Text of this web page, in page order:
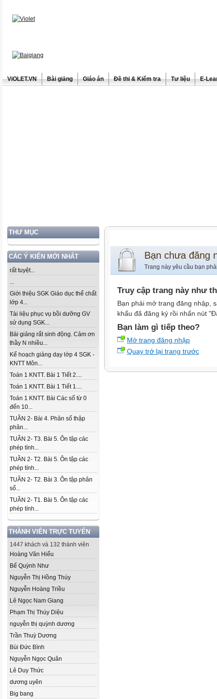
ViOLET.VN Bài giảng Giáo án Đề thi & Kiểm tra Tư liệu E-
THƯ MỤC
CÁC Ý KIẾN MỚI NHẤT
rất tuyệt...
...
Giới thiệu SGK Giáo dục thể chất
lớp 4...
Tài liệu phục vụ bồi dưỡng GV
sử dụng SGK...
Bài giảng rất sinh động. Cảm ơn
thầy N nhiều...
Kế hoạch giảng dạy lớp 4 SGK -
KNTT Môn...
Toán 1 KNTT. Bài 1 Tiết 2....
Toán 1 KNTT. Bài 1 Tiết 1....
Toán 1 KNTT. Bài Các số từ 0
đến 10...
TUẦN 2- Bài 4. Phân số thập
phân...
TUẦN 2- T3. Bài 5. Ôn tập các
phép tính...
TUẦN 2- T2. Bài 5. Ôn tập các
phép tính...
TUẦN 2- T2. Bài 3. Ôn tập phân
số...
TUẦN 2- T1. Bài 5. Ôn tập các
phép tính...
THÀNH VIÊN TRỰC TUYẾN
1447 khách và 132 thành viên
Hoàng Văn Hiếu
Bế Quỳnh Như
Nguyễn Thị Hồng Thúy
Nguyễn Hoàng Triều
Lê Ngọc Nam Giang
Phạm Thị Thúy Diệu
nguyễn thị quỳnh dương
Trần Thuỳ Dương
Bùi Đức Bình
Nguyễn Ngọc Quân
Lê Duy Thức
dương uyên
Big bang
Bạn chưa đăng
Trang này yêu cầu bạn
Truy cập trang này như
Bạn phải mở trang đăng nhập,
khẩu đã đăng ký rồi nhấn nút
Bạn làm gì tiếp theo?
Mở trang đăng nhập
Quay trở lại trang trước